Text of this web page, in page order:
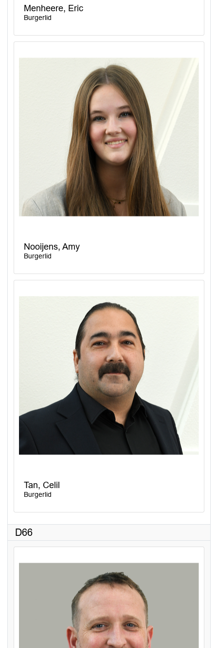
Menheere, Eric
Burgerlid
Nooijens, Amy
Burgerlid
Tan, Celil
Burgerlid
D66